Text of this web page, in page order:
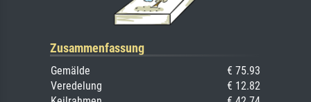
Zusammenfassung
Gemälde
€ 75.93
Veredelung
€ 12.82